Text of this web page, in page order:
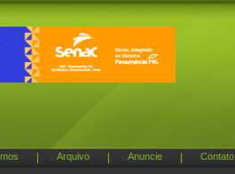
Arquivo Anuncie Contato